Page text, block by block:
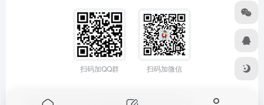
扫码加QQ群 扫码加微信